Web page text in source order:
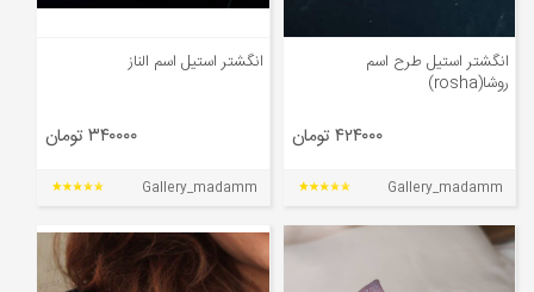
انگشتر استیل طرح اسم
روشا(rosha)
۴۲۴۰۰۰ تومان
Gallery_madamm
انگشتر استیل اسم الناز
۳۴۰۰۰۰ تومان
Gallery_madamm